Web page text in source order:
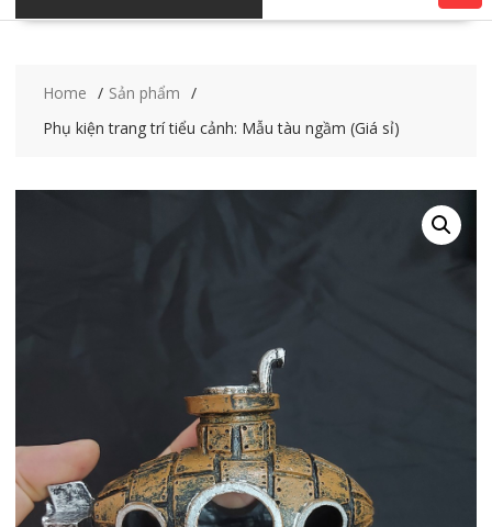
Home
Sản phẩm
Phụ kiện trang trí tiểu cảnh: Mẫu tàu ngầm (Giá sỉ)